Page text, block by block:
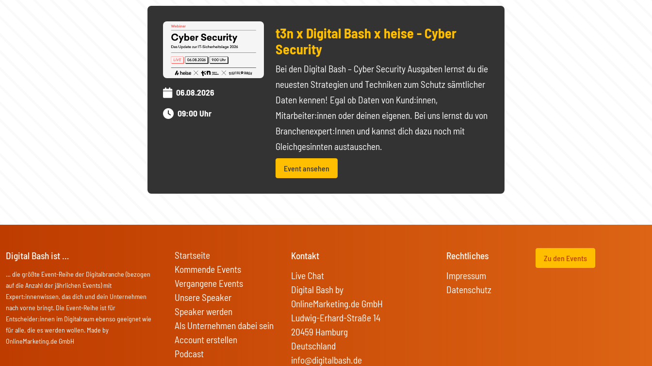
06.08.2026
09:00 Uhr
t3n x Digital Bash x heise - Cyber
Security
Bei den Digital Bash – Cyber Security Ausgaben lernst du die
neuesten Strategien und Techniken zum Schutz sämtlicher
Daten kennen! Egal ob Daten von Kund:innen,
Mitarbeiter:innen oder deinen eigenen. Bei uns lernst du von
Branchenexpert:Innen und kannst dich dazu noch mit
Gleichgesinnten austauschen.
Event ansehen
Digital Bash ist …
… die größte Event-Reihe der Digitalbranche (bezogen
auf die Anzahl der jährlichen Events) mit
Expert:innenwissen, das dich und dein Unternehmen
nach vorne bringt. Die Event-Reihe ist für
Entscheider:innen im Digitalraum ebenso geeignet wie
für alle, die es werden wollen. Made by
OnlineMarketing.de GmbH
Startseite
Kommende Events
Vergangene Events
Unsere Speaker
Speaker werden
Als Unternehmen dabei sein
Account erstellen
Podcast
Kontakt
Live Chat
Digital Bash by
OnlineMarketing.de GmbH
Ludwig-Erhard-Straße 14
20459 Hamburg
Deutschland
info@digitalbash.de
Rechtliches
Impressum
Datenschutz
Zu den Events